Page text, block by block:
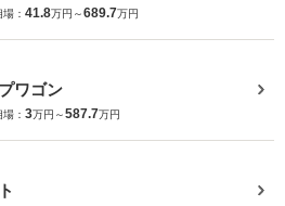
： 41.8万円～689.7万円
ワゴン
： 3万円～587.7万円